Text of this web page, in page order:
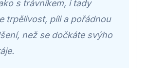
s trávníkem, i tady
trpělivost, píli a pořádnou
než se dočkáte svýho